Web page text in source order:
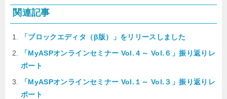
関連記事
「ブロックエディタ（β版）」をリリースしました
「MyASPオンラインセミナー Vol.４～ Vol.６」振り返りレ
ポート
「MyASPオンラインセミナー Vol.１～ Vol.３」振り返りレ
ポート